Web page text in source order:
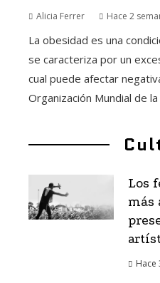
Alicia Ferrer Hace 2
La obesidad es una
se caracteriza por un
cual puede afectar
Organización Mundial de la
Los
más
Hace